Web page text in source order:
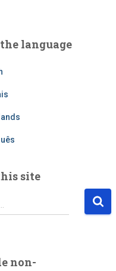
language
site
non-